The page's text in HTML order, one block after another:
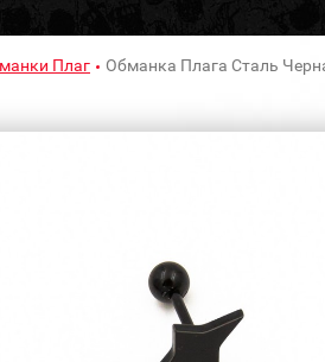
Плаг Обманка Плага Сталь